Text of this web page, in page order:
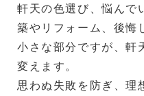
軒天の色選び、悩んで
築やリフォーム、後悔
小さな部分ですが、軒
変えます。
思わぬ失敗を防ぎ、理